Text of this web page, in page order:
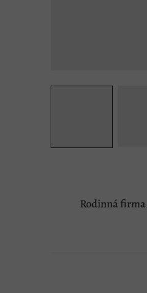
Rodinná firma